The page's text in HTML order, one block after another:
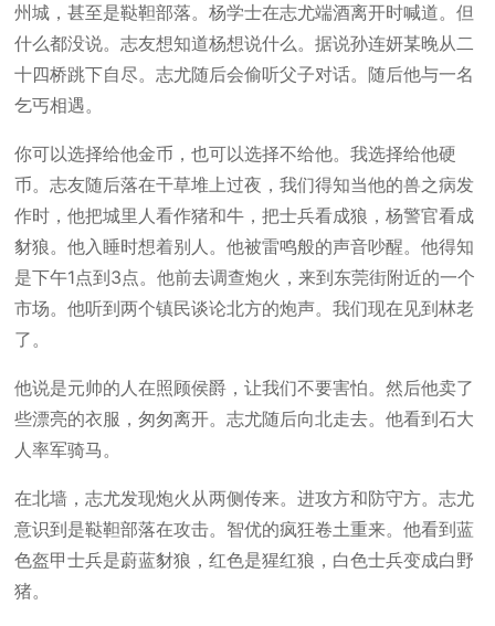
州城，甚至是鞑靼部落。杨学士在志尤端酒离开时喊道。但
什么都没说。志友想知道杨想说什么。据说孙连妍某晚从二
十四桥跳下自尽。志尤随后会偷听父子对话。随后他与一名
乞丐相遇。
你可以选择给他金币，也可以选择不给他。我选择给他硬
币。志友随后落在干草堆上过夜，我们得知当他的兽之病发
作时，他把城里人看作猪和牛，把士兵看成狼，杨警官看成
豺狼。他入睡时想着别人。他被雷鸣般的声音吵醒。他得知
是下午1点到3点。他前去调查炮火，来到东莞街附近的一个
市场。他听到两个镇民谈论北方的炮声。我们现在见到林老
了。
他说是元帅的人在照顾侯爵，让我们不要害怕。然后他卖了
些漂亮的衣服，匆匆离开。志尤随后向北走去。他看到石大
人率军骑马。
在北墙，志尤发现炮火从两侧传来。进攻方和防守方。志尤
意识到是鞑靼部落在攻击。智优的疯狂卷土重来。他看到蓝
色盔甲士兵是蔚蓝豺狼，红色是猩红狼，白色士兵变成白野
猪。